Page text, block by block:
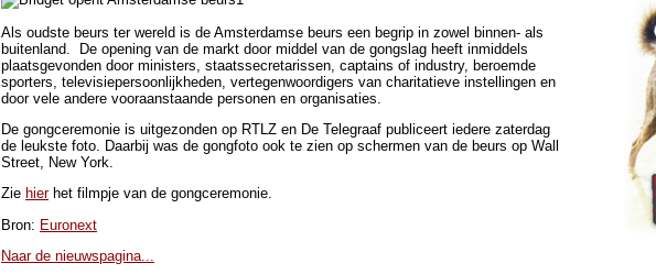
Als oudste beurs ter wereld is de Amsterdamse beurs een begrip in zowel binnen- als
buitenland. De opening van de markt door middel van de gongslag heeft inmiddels
plaatsgevonden door ministers, staatssecretarissen, captains of industry, beroemde
sporters, televisiepersoonlijkheden, vertegenwoordigers van charitatieve instellingen en
door vele andere vooraanstaande personen en organisaties.
De gongceremonie is uitgezonden op RTLZ en De Telegraaf publiceert iedere zaterdag
de leukste foto. Daarbij was de gongfoto ook te zien op schermen van de beurs op Wall
Street, New York.
Zie hierhet filmpje van de gongceremonie.
Bron: Euronext
Naar de nieuwspagina...